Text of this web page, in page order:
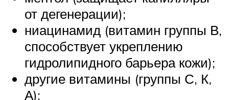
от дегенерации);
ниацинамид (витамин группы В,
способствует укреплению
гидролипидного барьера кожи);
другие витамины (группы С, К,
А);